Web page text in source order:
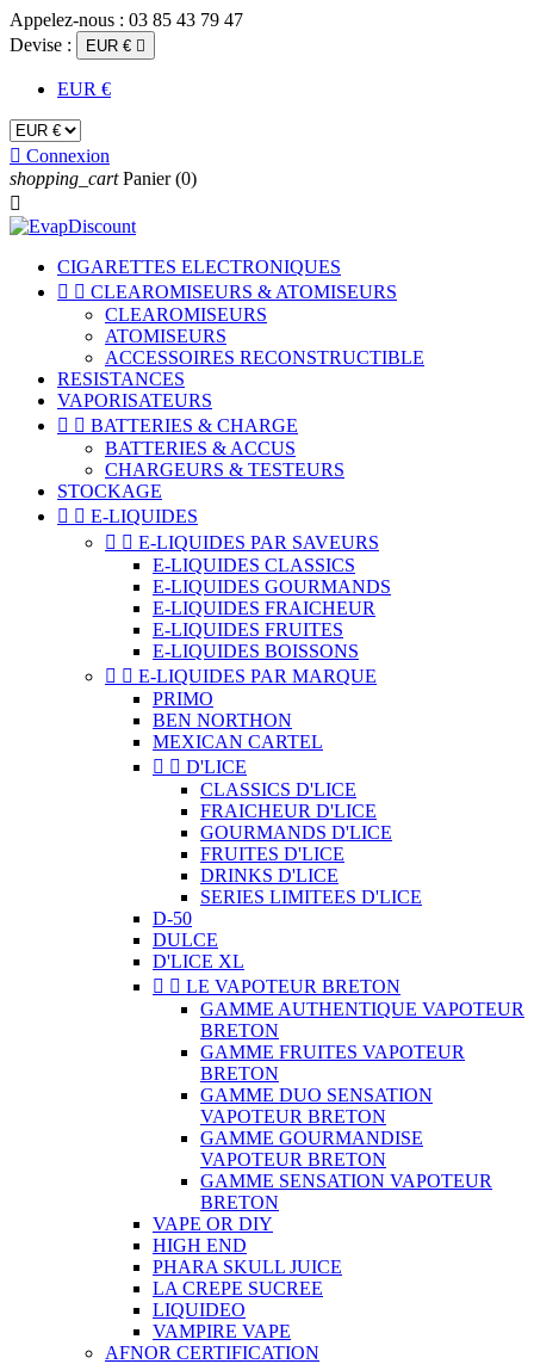
Appelez-nous : 03 85 43 79 47
Devise :
EUR € 
EUR €
 Connexion
shopping_cart Panier (0)

CIGARETTES ELECTRONIQUES
  CLEAROMISEURS & ATOMISEURS
CLEAROMISEURS
ATOMISEURS
ACCESSOIRES RECONSTRUCTIBLE
RESISTANCES
VAPORISATEURS
  BATTERIES & CHARGE
BATTERIES & ACCUS
CHARGEURS & TESTEURS
STOCKAGE
  E-LIQUIDES
  E-LIQUIDES PAR SAVEURS
E-LIQUIDES CLASSICS
E-LIQUIDES GOURMANDS
E-LIQUIDES FRAICHEUR
E-LIQUIDES FRUITES
E-LIQUIDES BOISSONS
  E-LIQUIDES PAR MARQUE
PRIMO
BEN NORTHON
MEXICAN CARTEL
  D'LICE
CLASSICS D'LICE
FRAICHEUR D'LICE
GOURMANDS D'LICE
FRUITES D'LICE
DRINKS D'LICE
SERIES LIMITEES D'LICE
D-50
DULCE
D'LICE XL
  LE VAPOTEUR BRETON
GAMME AUTHENTIQUE VAPOTEUR
BRETON
GAMME FRUITES VAPOTEUR
BRETON
GAMME DUO SENSATION
VAPOTEUR BRETON
GAMME GOURMANDISE
VAPOTEUR BRETON
GAMME SENSATION VAPOTEUR
BRETON
VAPE OR DIY
HIGH END
PHARA SKULL JUICE
LA CREPE SUCREE
LIQUIDEO
VAMPIRE VAPE
AFNOR CERTIFICATION